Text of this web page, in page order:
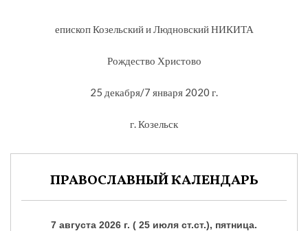
епископ Козельский и Людновский НИКИТА
Рождество Христово
25 декабря/7 января 2020 г.
г. Козельск
ПРАВОСЛАВНЫЙ КАЛЕНДАРЬ
7 августа 2026 г. ( 25 июля ст.ст.), пятница.